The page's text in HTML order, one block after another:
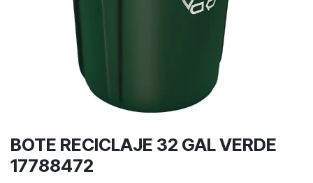
BOTE RECICLAJE 32 GAL VERDE
17788472